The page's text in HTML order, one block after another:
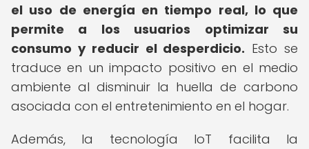
el uso de energía en tiempo real, lo que
permite a los usuarios optimizar su
consumo y reducir el desperdicio. Esto se
traduce en un impacto positivo en el medio
ambiente al disminuir la huella de carbono
asociada con el entretenimiento en el hogar.
Además, la tecnología IoT facilita la